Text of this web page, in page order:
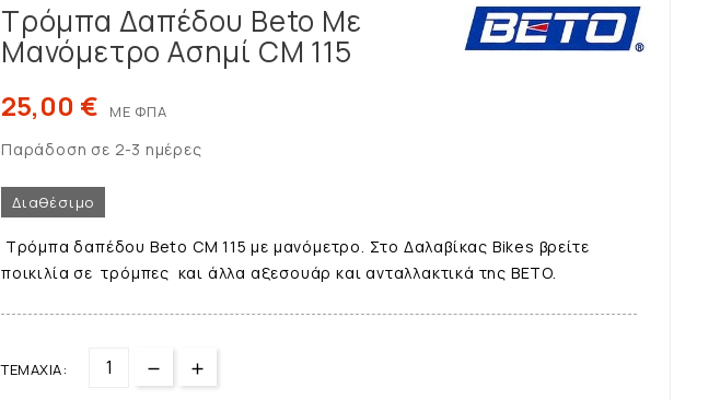
Τρόμπα Δαπέδου Beto Με
Μανόμετρο Ασημί CM 115
25,00 € ΜΕ ΦΠΑ
Παράδοση σε 2-3 ημέρες
Διαθέσιμο
Τρόμπα δαπέδου Beto CM 115 με μανόμετρο. Στο Δαλαβίκας Bikes βρείτε
ποικιλία σε τρόμπες και άλλα αξεσουάρ και ανταλλακτικά της BETO.
ΤΕΜΆΧΙΑ: